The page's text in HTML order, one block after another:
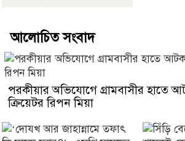
আলোচিত সংবাদ
পরকীয়ার অভিযোগে গ্রামবাসীর হাতে
ক্রিয়েটর রিপন মিয়া